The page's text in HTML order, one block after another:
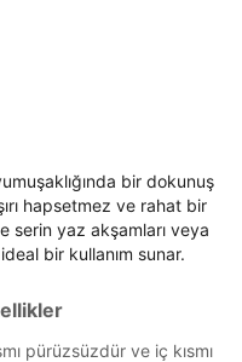
4
3
bir dokunuş
hapsetmez ve rahat bir
serin yaz akşamları veya
bir kullanım sunar.
pürüzsüzdür ve iç kısmı
Bul
alabilmek için
, Hüküm ve Koşullar
Doğuş
Ticaret A.Ş.
telefonunuza SMS
doğrulayın.
telefonunuza SMS
doğrulayın.